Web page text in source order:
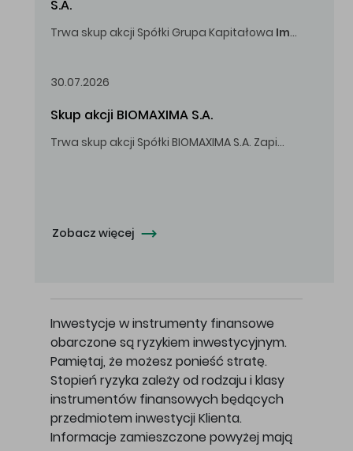
S.A.
Trwa skup akcji Spółki Grupa Kapitałowa Immobile
30.07.2026
Skup akcji BIOMAXIMA S.A.
Trwa skup akcji Spółki BIOMAXIMA S.A. Zapisy do 4 sierpnia 2026 r. do godz. 16.00.
Zobacz więcej
Inwestycje w instrumenty finansowe
obarczone są ryzykiem inwestycyjnym.
Pamiętaj, że możesz ponieść stratę.
Stopień ryzyka zależy od rodzaju i klasy
instrumentów finansowych będących
przedmiotem inwestycji Klienta.
Informacje zamieszczone powyżej mają